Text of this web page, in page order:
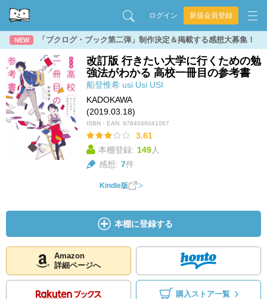
ログイン 新規会員登録
NEW 「ブクログ・ブック第二弾」制作決定＆掲載する感想大募集！
改訂版 行きたい大学に行くための勉
強法がわかる 高校一冊目の参考書
船登惟希 usi Usi USI
KADOKAWA
(2019.03.18)
ISBN・EAN: 9784046041067
3.61
本棚登録: 149人
感想: 7件
Kindle版
本棚に登録する
Amazon
詳細ページへ
購入ストア一覧